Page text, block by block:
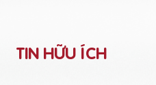
TIN HỮU ÍCH